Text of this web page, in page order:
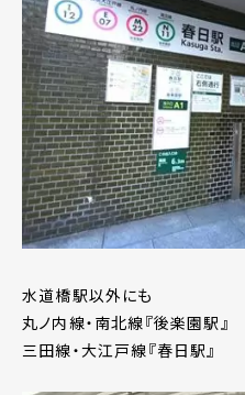
水道橋駅以外にも
丸ノ内線・南北線『後楽園駅』
三田線・大江戸線『春日駅』